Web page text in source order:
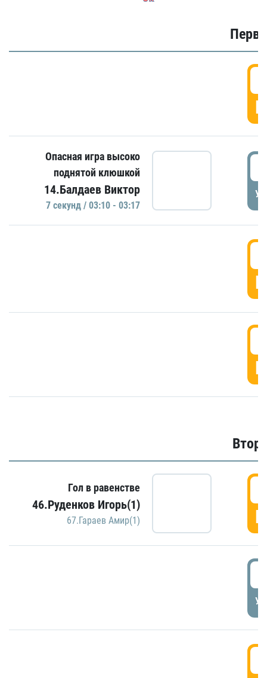
Опасная игра высоко
поднятой клюшкой
14.Балдаев Виктор
7 секунд / 03:10 - 03:17
Гол в равенстве
46.Руденков Игорь(1)
67.Гараев Амир(1)